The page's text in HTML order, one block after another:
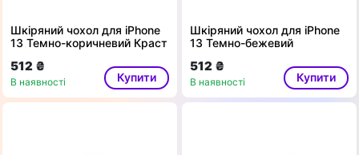
Шкіряний чохол для iPhone
13 Темно-коричневий Краст
512 ₴
В наявності Купити
Шкіряний чохол для iPhone
13 Темно-бежевий
512 ₴
В наявності Купити